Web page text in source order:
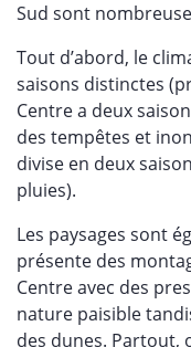
Sud sont
Tout d’abord, le
saisons distinctes
Centre a deux
des tempêtes et
divise en deux
pluies).
Les paysages sont
présente des
Centre avec des
nature paisible
des dunes. Partout,